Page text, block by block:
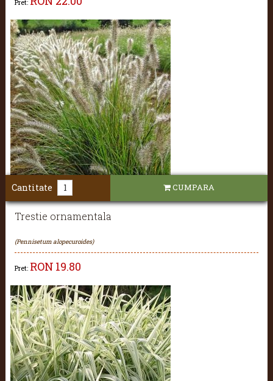
Pret:
Trestie ornamentala
(Pennisetum alopecuroides)
Pret: RON 19.80
Cantitate CUMPARA